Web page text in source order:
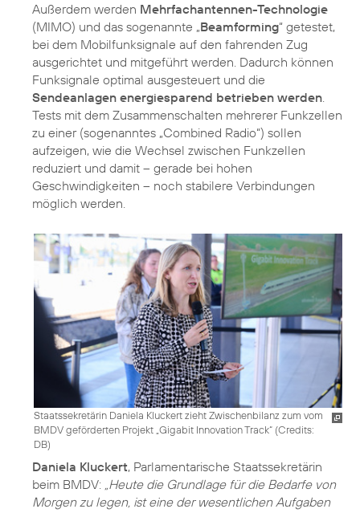
Außerdem werden Mehrfachantennen-Technologie
(MIMO) und das sogenannte „Beamforming“ getestet,
bei dem Mobilfunksignale auf den fahrenden Zug
ausgerichtet und mitgeführt werden. Dadurch können
Funksignale optimal ausgesteuert und die
Sendeanlagen energiesparend betrieben werden.
Tests mit dem Zusammenschalten mehrerer Funkzellen
zu einer (sogenanntes „Combined Radio“) sollen
aufzeigen, wie die Wechsel zwischen Funkzellen
reduziert und damit – gerade bei hohen
Geschwindigkeiten – noch stabilere Verbindungen
möglich werden.
Staatssekretärin Daniela Kluckert zieht Zwischenbilanz zum vom
BMDV geförderten Projekt „Gigabit Innovation Track“ (Credits:
DB)
Daniela Kluckert, Parlamentarische Staatssekretärin
beim BMDV: „Heute die Grundlage für die Bedarfe von
Morgen zu legen, ist eine der wesentlichen Aufgaben